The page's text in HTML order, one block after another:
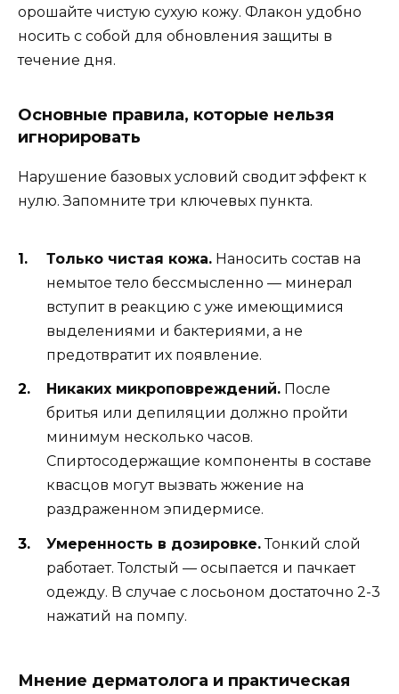
орошайте чистую сухую кожу. Флакон удобно
носить с собой для обновления защиты в
течение дня.
Основные правила, которые нельзя
игнорировать
Нарушение базовых условий сводит эффект к
нулю. Запомните три ключевых пункта.
Только чистая кожа. Наносить состав на
немытое тело бессмысленно — минерал
вступит в реакцию с уже имеющимися
выделениями и бактериями, а не
предотвратит их появление.
Никаких микроповреждений. После
бритья или депиляции должно пройти
минимум несколько часов.
Спиртосодержащие компоненты в составе
квасцов могут вызвать жжение на
раздраженном эпидермисе.
Умеренность в дозировке.Тонкий слой
работает. Толстый — осыпается и пачкает
одежду. В случае с лосьоном достаточно 2-3
нажатий на помпу.
Мнение дерматолога и практическая